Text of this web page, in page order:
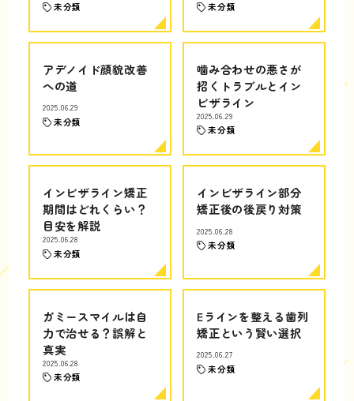
未分類 未分類
アデノイド顔貌改善
への道
2025.06.29
未分類
噛み合わせの悪さが
招くトラブルとイン
ビザライン
2025.06.29
未分類
インビザライン矯正
期間はどれくらい？
目安を解説
2025.06.28
未分類
インビザライン部分
矯正後の後戻り対策
2025.06.28
未分類
ガミースマイルは自
力で治せる？誤解と
真実
2025.06.28
未分類
Eラインを整える歯列
矯正という賢い選択
2025.06.27
未分類